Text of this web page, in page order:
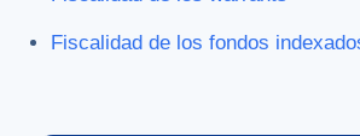
Fiscalidad de los fondos